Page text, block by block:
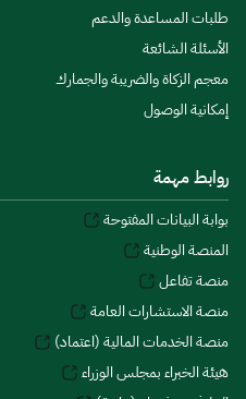
طلبات المساعدة والدعم
الأسئلة الشائعة
معجم الزكاة والضريبة والجمارك
إمكانية الوصول
روابط مهمة
بوابة البيانات المفتوحة
المنصة الوطنية
منصة تفاعل
منصة الاستشارات العامة
منصة الخدمات المالية (اعتماد)
هيئة الخبراء بمجلس الوزراء